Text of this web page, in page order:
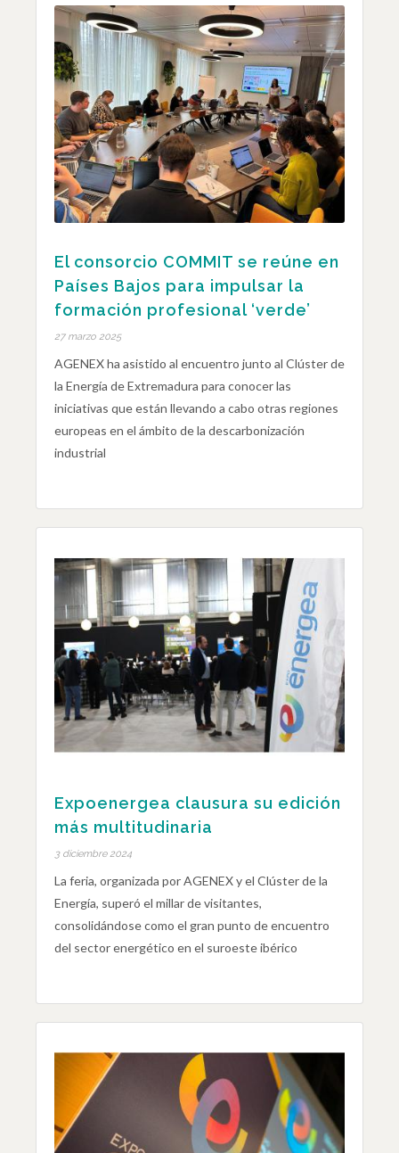
El consorcio COMMIT se reúne en
Países Bajos para impulsar la
formación profesional ‘verde’
27 marzo 2025
AGENEX ha asistido al encuentro junto al Clúster de
la Energía de Extremadura para conocer las
iniciativas que están llevando a cabo otras regiones
europeas en el ámbito de la descarbonización
industrial
Expoenergea clausura su edición
más multitudinaria
3 diciembre 2024
La feria, organizada por AGENEX y el Clúster de la
Energía, superó el millar de visitantes,
consolidándose como el gran punto de encuentro
del sector energético en el suroeste ibérico